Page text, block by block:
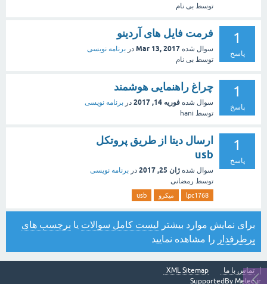
توسط بی نام
1
پاسخ
فرمت فایل های آردینو
سوال شده Mar 13, 2017 در برنامه نویسی
توسط بی نام
1
پاسخ
چراغ راهنمایی هوشمند
سوال شده فوریه 14, 2017 در برنامه نویسی
توسط hani
1
پاسخ
ارسال دیتا از طریق پروتکل
usb
سوال شده ژان 25, 2017 در برنامه نویسی
توسط رمضانی
lpc1768 میکرو usb
برای نمایش موارد بیشتر لیست کامل سوالات یا برچسب های
پرطرفدار را مشاهده نمایید
تماس با ما
XML Sitemap
SupportedBy Melec.ir